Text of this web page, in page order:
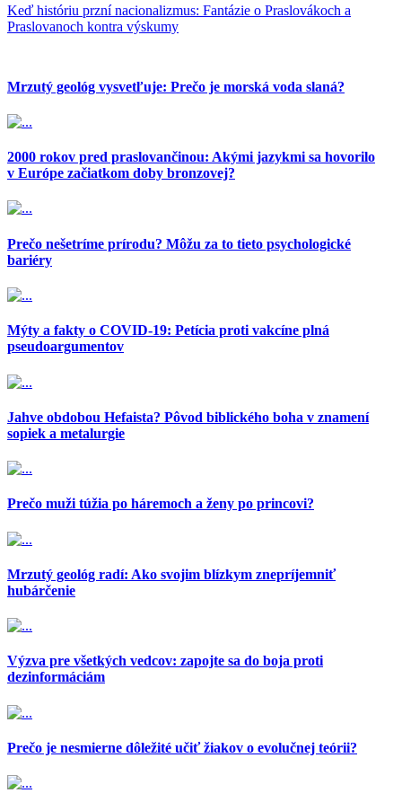
Keď históriu przní nacionalizmus: Fantázie o Praslovákoch a
Praslovanoch kontra výskumy
Mrzutý geológ vysvetľuje: Prečo je morská voda slaná?
2000 rokov pred praslovančinou: Akými jazykmi sa hovorilo
v Európe začiatkom doby bronzovej?
Prečo nešetríme prírodu? Môžu za to tieto psychologické
bariéry
Mýty a fakty o COVID-19: Petícia proti vakcíne plná
pseudoargumentov
Jahve obdobou Hefaista? Pôvod biblického boha v znamení
sopiek a metalurgie
Prečo muži túžia po háremoch a ženy po princovi?
Mrzutý geológ radí: Ako svojim blízkym znepríjemniť
hubárčenie
Výzva pre všetkých vedcov: zapojte sa do boja proti
dezinformáciám
Prečo je nesmierne dôležité učiť žiakov o evolučnej teórii?